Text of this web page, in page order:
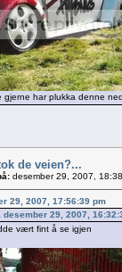
gjerne har plukka denne
de veien?...
desember 29, 2007,
29, 2007, 17:56:39 pm
29, 2007,
vært fint å se igjen